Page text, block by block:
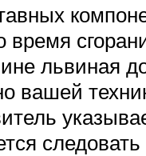
львиная
вашей